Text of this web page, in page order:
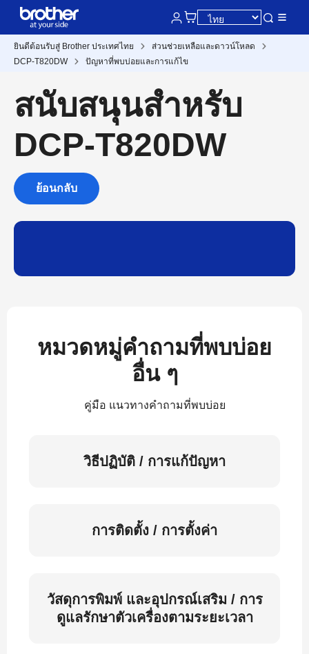
ยินดีต้อนรับสู่ Brother ประเทศไทย
ส่วนช่วยเหลือและดาวน์โหลด
DCP-T820DW
ปัญหาที่พบบ่อยและการแก้ไข
สนับสนุนสำหรับ
DCP-T820DW
ย้อนกลับ
หมวดหมู่คำถามที่พบบ่อย
อื่น ๆ
คู่มือ แนวทางคำถามที่พบบ่อย
วิธีปฏิบัติ / การแก้ปัญหา
การติดตั้ง / การตั้งค่า
วัสดุการพิมพ์ และอุปกรณ์เสริม / การ
ดูแลรักษาตัวเครื่องตามระยะเวลา